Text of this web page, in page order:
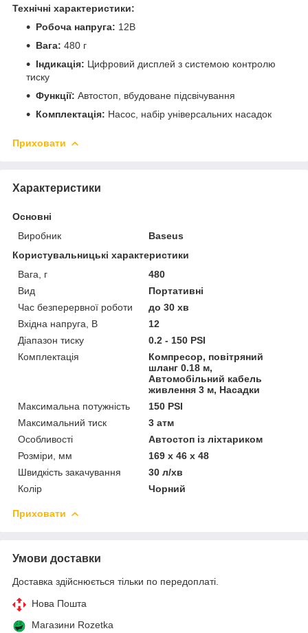
Технічні характеристики:
Робоча напруга: 12В
Вага: 480 г
Індикація: Цифровий дисплей з системою контролю
тиску
Функції: Автостоп, вбудоване підсвічування
Комплектація: Насос, набір універсальних насадок
Приховати
Характеристики
Основні
Виробник
Baseus
Користувальницькі характеристики
Вага, г
480
Вид
Портативні
Час безперервної роботи
до 30 хв
Вхідна напруга, В
12
Діапазон тиску
0.2 - 150 PSI
Комплектація
Компресор, повітряний
шланг 0.18 м,
Автомобільний кабель
живлення 3 м, Насадки
Максимальна потужність
150 PSI
Максимальний тиск
3 атм
Особливості
Автостоп із ліхтариком
Розміри, мм
169 х 46 х 48
Швидкість закачування
30 л/хв
Колір
Чорний
Приховати
Умови доставки
Доставка здійснюється тільки по передоплаті.
Нова Пошта
Магазини Rozetka